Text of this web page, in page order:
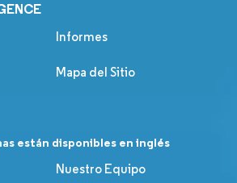
Informes
Mapa del Sitio
están disponibles en inglés
Nuestro Equipo